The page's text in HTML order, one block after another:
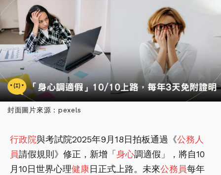
封面圖片來源：pexels
行政院與考試院2025年9月18日拍板通過《公務人
員請假規則》修正，新增「 身心調適假」，將自10
月10日世界心理健康日正式上路。未來公務員每年